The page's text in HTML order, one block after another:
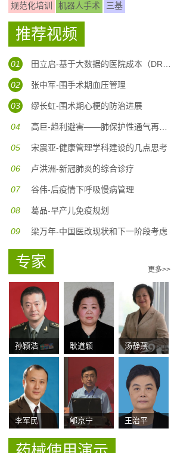
规范化培训
机器人手术 三基
推荐视频
01 田立启-基于大数据的医院成本（DRG DIP)核算体系构建
02 张中军-围手术期血压管理
03 缪长虹-围术期心梗的防治进展
04 高巨-趋利避害——肺保护性通气再认识
05 宋震亚-健康管理学科建设的几点思考
06 卢洪洲-新冠肺炎的综合诊疗
07 谷伟-后疫情下呼吸慢病管理
08 葛品-早产儿免疫规划
09 梁万年-中国医改现状和下一阶段考虑
专家 更多>>
孙颖浩 耿道颖 汤静燕
李军民 郇京宁 王治平